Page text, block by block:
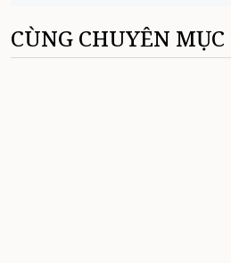
CÙNG CHUYÊN MỤC